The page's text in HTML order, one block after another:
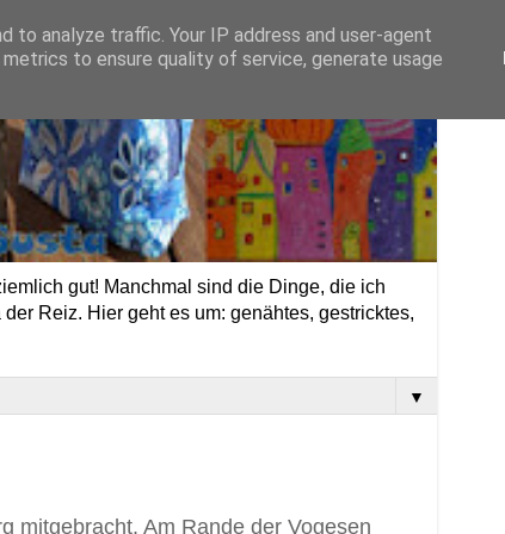
gut! Manchmal sind die Dinge, die ich
Reiz. Hier geht es um: genähtes, gestricktes,
▼
mitgebracht. Am Rande der Vogesen
to analyze traffic. Your IP address and user-agent
to ensure quality of service, generate usage